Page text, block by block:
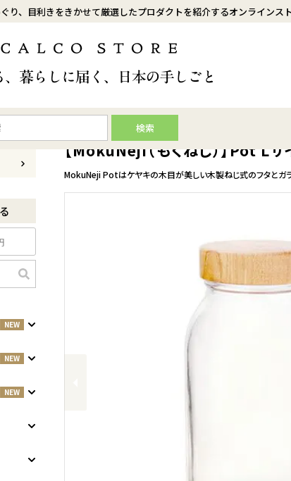
り、目利きをきかせて厳選したプロダクトを紹介するオンラインスト
検索
検
NEW
NEW
NEW
NEW
NEW
NEW
MokuNeji Potはケヤキの木目が美しい木製ねじ式のフタとガラ
【MokuNeji（もくねじ）】Pot L
0059KI0003LSET